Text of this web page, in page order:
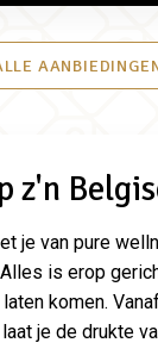
z'n
je van pure
is erop
komen.
je de drukte